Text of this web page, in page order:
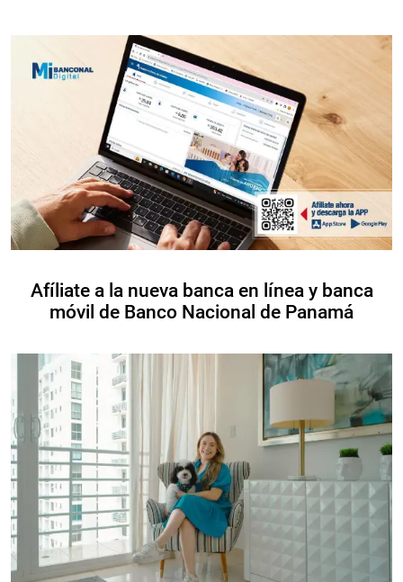
Afíliate a la nueva banca en línea y banca
móvil de Banco Nacional de Panamá